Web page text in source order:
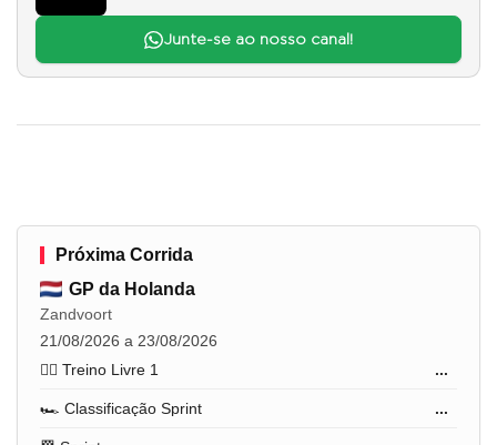
Junte-se ao nosso canal!
Próxima Corrida
GP da Holanda
Zandvoort
21/08/2026 a 23/08/2026
🏋️‍♂️ Treino Livre 1
...
🏎️ Classificação Sprint ...